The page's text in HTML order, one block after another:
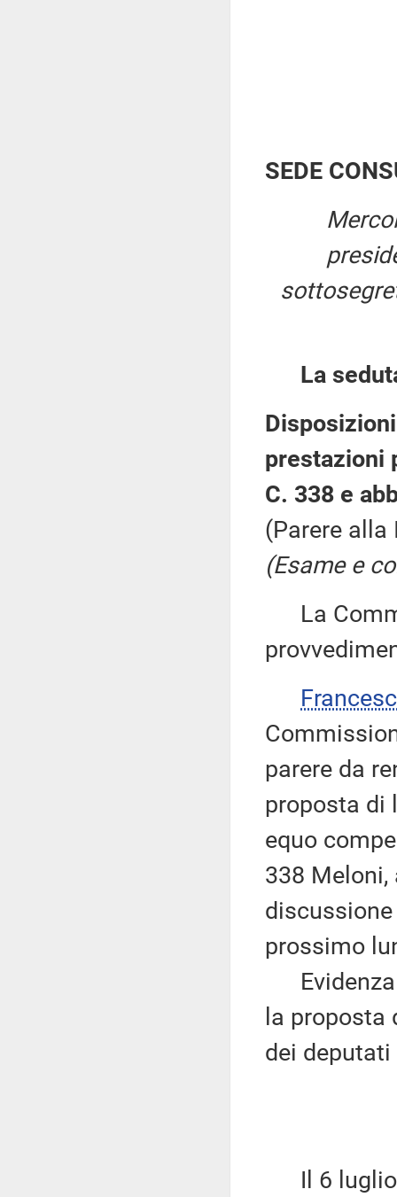
SEDE
La
prestazioni
C. 338 e
(Parere alla
(Esame e
La
parere da
proposta di
equo
338 Meloni,
prossimo
Evidenza
la proposta
dei
Il 6 luglio